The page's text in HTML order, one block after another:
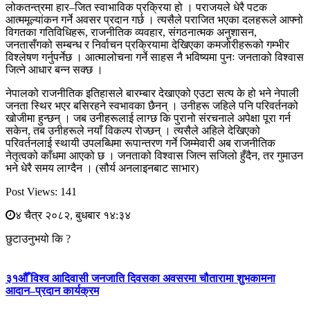
लोकतन्त्रमा हार–जित स्वाभाविक प्रक्रिया हो । पराजयले धेरै पटक
आत्ममूल्यांकन गर्ने अवसर प्रदान गर्छ । त्यसैले पराजित भएका दलहरूले आफ्नो
विगतका गतिविधिहरू, राजनीतिक व्यवहार, संगठनात्मक अनुशासन,
जनतासँगको सम्बन्ध र निर्वाचन प्रक्रियामा देखिएका कमजोरीहरूको गम्भीर
विश्लेषण गर्नुपर्नेछ । आत्मालोचना गर्ने साहस नै भविष्यमा पुनः जनताको विश्वास
जित्ने आधार बन्न सक्छ ।
नेपालको राजनीतिक इतिहासले बारम्बार देखाएको एउटा सत्य के हो भने नेपाली
जनता स्थिर भएर बसिरहने स्वभावका छैनन् । उनीहरू जहिले पनि परिवर्तनको
खोजीमा हुन्छन् । जब उनीहरूलाई लाग्छ कि पुरानो संरचनाले अपेक्षा पूरा गर्न
सकेन, तब उनीहरूले नयाँ विकल्प रोज्छन् । त्यसैले अहिले देखिएको
परिवर्तनलाई स्थायी उपलब्धिमा रूपान्तरण गर्ने जिम्मेवारी अब राजनीतिक
नेतृत्वको काँधमा आएको छ । जनताको विश्वास जित्न सजिलो हुँदैन, तर गुमाउन
भने धेरै समय लाग्दैन । (सौर्य अनलाइनबाट साभार)
Post Views: 141
४ चैत्र २०८२, बुधबार १४:३४
छुटाउनुभयो कि ?
३१औँ विश्व आदिवासी जनजाति दिवसका अवसरमा चौतारामा शुभकामना
आदान–प्रदान कार्यक्रम